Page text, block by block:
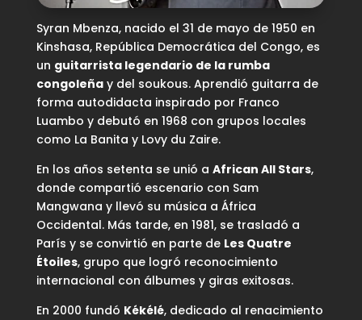
Syran Mbenza, nacido el 31 de mayo de 1950 en
Kinshasa, República Democrática del Congo, es
un guitarrista legendario de la rumba
congoleñay del soukous. Aprendió guitarra de
forma autodidacta inspirado por Franco
Luambo y debutó en 1968 con grupos locales
como La Banita y Lovy du Zaire.
En los años setenta se unió a African All Stars,
donde compartió escenario con Sam
Mangwana y llevó su música a África
Occidental. Más tarde, en 1981, se trasladó a
París y se convirtió en parte de Les Quatre
Étoiles, grupo que logró reconocimiento
internacional con álbumes y giras exitosas.
En 2000 fundó Kékélé, dedicado al renacimiento